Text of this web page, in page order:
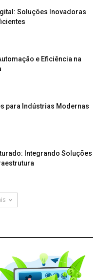
Soluções Inovadoras
e Eficiência na
para Indústrias Modernas
Integrando Soluções